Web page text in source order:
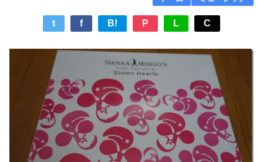
t f B! P L C